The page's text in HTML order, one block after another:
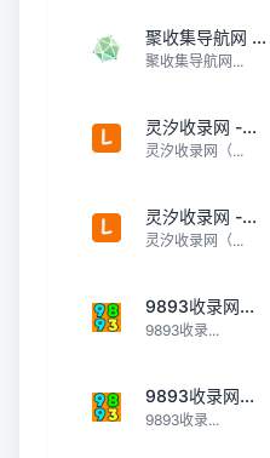
聚收集导航网 ...
聚收集导航网...
灵汐收录网 -...
灵汐收录网（...
灵汐收录网 -...
灵汐收录网（...
9893收录网...
9893收录...
9893收录网...
9893收录...